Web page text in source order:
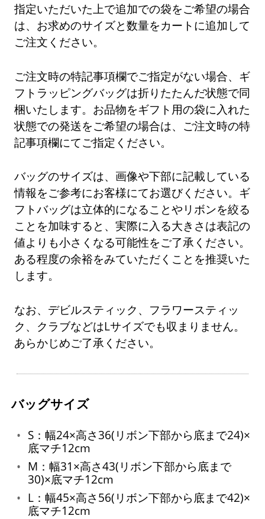
指定いただいた上で追加での袋をご希望の場合
は、お求めのサイズと数量をカートに追加して
ご注文ください。
ご注文時の特記事項欄でご指定がない場合、ギ
フトラッピングバッグは折りたたんだ状態で同
梱いたします。お品物をギフト用の袋に入れた
状態での発送をご希望の場合は、ご注文時の特
記事項欄にてご指定ください。
バッグのサイズは、画像や下部に記載している
情報をご参考にお客様にてお選びください。ギ
フトバッグは立体的になることやリボンを絞る
ことを加味すると、実際に入る大きさは表記の
値よりも小さくなる可能性をご了承ください。
ある程度の余裕をみていただくことを推奨いた
します。
なお、デビルスティック、フラワースティッ
ク、クラブなどはLサイズでも収まりません。
あらかじめご了承ください。
バッグサイズ
S：幅24×高さ36(リボン下部から底まで24)×
底マチ12cm
M：幅31×高さ43(リボン下部から底まで
30)×底マチ12cm
L：幅45×高さ56(リボン下部から底まで42)×
底マチ12cm